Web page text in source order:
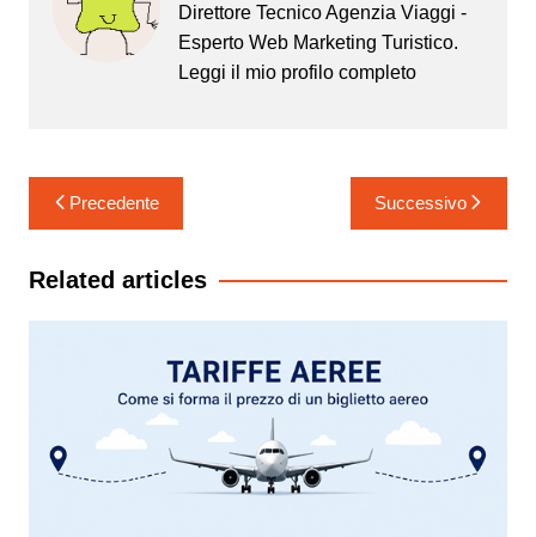
Direttore Tecnico Agenzia Viaggi -
Esperto Web Marketing Turistico.
Leggi il mio profilo completo
Navigazione
articoli
Precedente Successivo
Related articles